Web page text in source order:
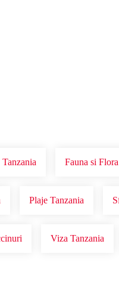
Fauna si Flora
Plaje Tanzania
Viza Tanzania